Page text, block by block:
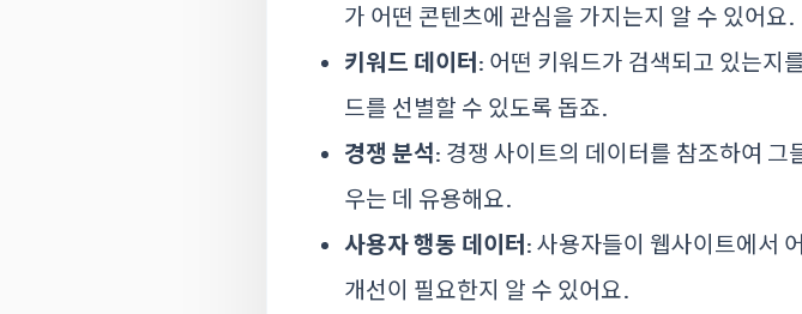
가 어떤 콘텐츠에 관심을 가지는지 알 수 있어요.
키워드 데이터 : 어떤 키워드가 검색되고 있는지
드를 선별할 수 있도록 돕죠.
경쟁 분석: 경쟁 사이트의 데이터를 참조하여 그
우는 데 유용해요.
사용자 행동 데이터 : 사용자들이 웹사이트에서
개선이 필요한지 알 수 있어요.